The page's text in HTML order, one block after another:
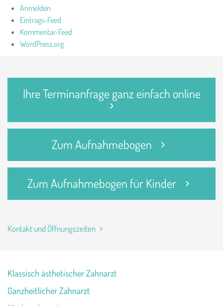
Anmelden
Eintrags-Feed
Kommentar-Feed
WordPress.org
Ihre Terminanfrage ganz einfach online
Zum Aufnahmebogen
Zum Aufnahmebogen für Kinder
Kontakt und Öffnungszeiten
Klassisch ästhetischer Zahnarzt
Ganzheitlicher Zahnarzt